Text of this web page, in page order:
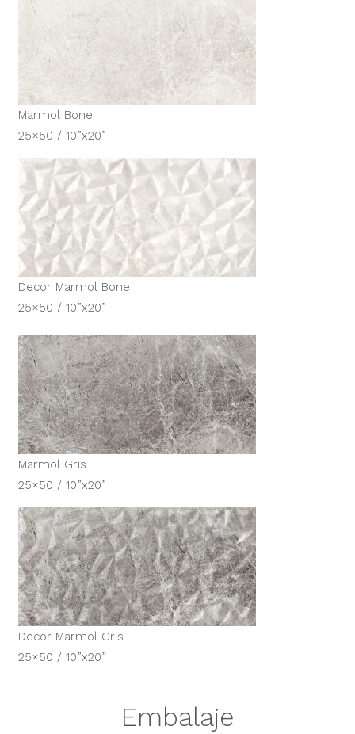
Marmol Bone
25×50 / 10”x20”
Decor Marmol Bone
25×50 / 10”x20”
Marmol Gris
25×50 / 10”x20”
Decor Marmol Gris
25×50 / 10”x20”
Embalaje